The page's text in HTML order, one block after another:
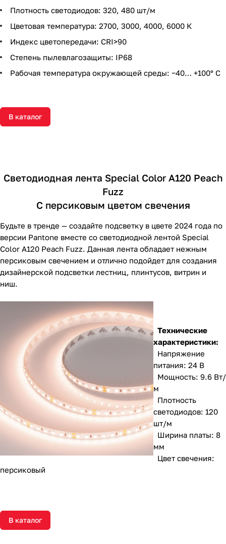
Плотность светодиодов: 320, 480 шт/м
Цветовая температура: 2700, 3000, 4000, 6000 К
Индекс цветопередачи: CRI>90
Степень пылевлагозащиты: IP68
Рабочая температура окружающей среды: −40… +100° C
В каталог
Светодиодная лента Special Color A120 Peach
Fuzz
С персиковым цветом свечения
Будьте в тренде — создайте подсветку в цвете 2024 года по
версии Pantone вместе со светодиодной лентой Special
Color A120 Peach Fuzz. Данная лента обладает нежным
персиковым свечением и отлично подойдет для создания
дизайнерской подсветки лестниц, плинтусов, витрин и
ниш.
Технические
характеристики:
Напряжение
питания: 24 В
Мощность: 9.6 Вт/
м
Плотность
светодиодов: 120
шт/м
Ширина платы: 8
мм
Цвет свечения:
персиковый
В каталог